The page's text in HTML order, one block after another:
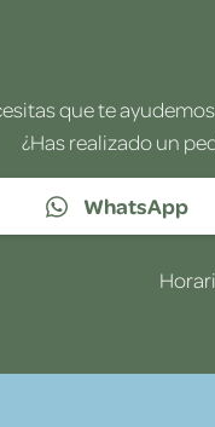
que te
¿Has realizado un
WhatsApp